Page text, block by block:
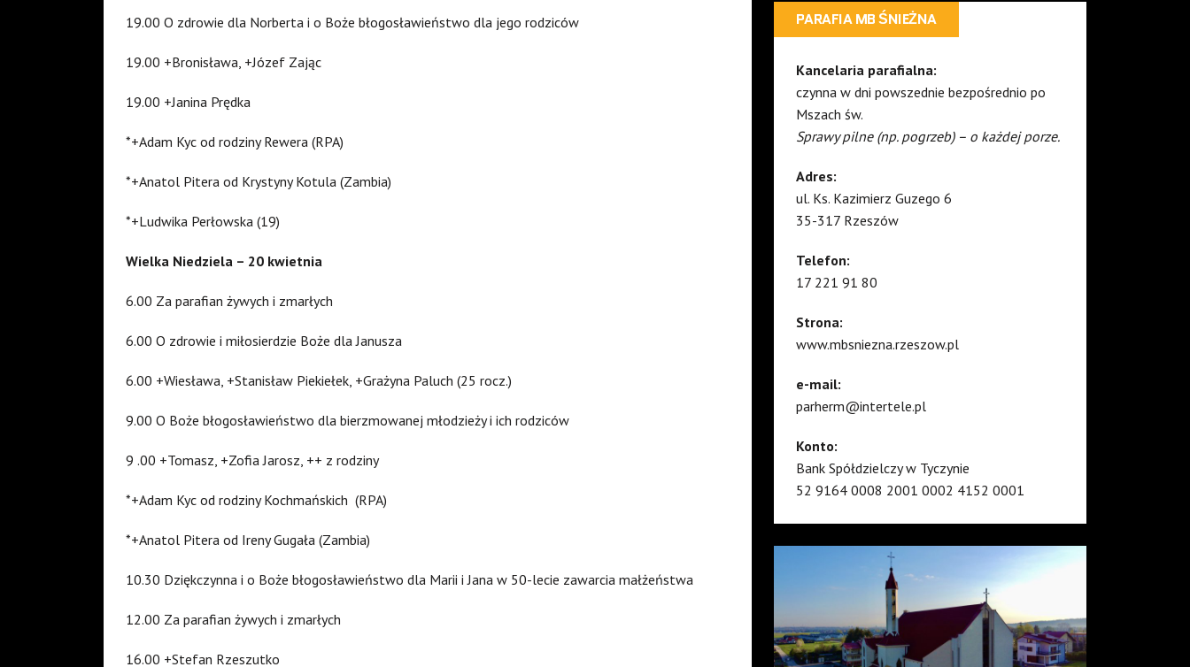
19.00 O zdrowie dla Norberta i o Boże błogosławieństwo dla jego rodziców
19.00 +Bronisława, +Józef Zając
19.00 +Janina Prędka
*+Adam Kyc od rodziny Rewera (RPA)
*+Anatol Pitera od Krystyny Kotula (Zambia)
*+Ludwika Perłowska (19)
Wielka Niedziela – 20 kwietnia
6.00 Za parafian żywych i zmarłych
6.00 O zdrowie i miłosierdzie Boże dla Janusza
6.00 +Wiesława, +Stanisław Piekiełek, +Grażyna Paluch (25 rocz.)
9.00 O Boże błogosławieństwo dla bierzmowanej młodzieży i ich rodziców
9 .00 +Tomasz, +Zofia Jarosz, ++ z rodziny
*+Adam Kyc od rodziny Kochmańskich (RPA)
*+Anatol Pitera od Ireny Gugała (Zambia)
10.30 Dziękczynna i o Boże błogosławieństwo dla Marii i Jana w 50-lecie zawarcia małżeństwa
12.00 Za parafian żywych i zmarłych
16.00 +Stefan Rzeszutko
PARAFIA MB ŚNIEŻNA
Kancelaria parafialna:
czynna w dni powszednie bezpośrednio po
Mszach św.
Sprawy pilne (np. pogrzeb) – o każdej porze.
Adres:
ul. Ks. Kazimierz Guzego 6
35-317 Rzeszów
Telefon:
17 221 91 80
Strona:
www.mbsniezna.rzeszow.pl
e-mail:
parherm@intertele.pl
Konto:
Bank Spółdzielczy w Tyczynie
52 9164 0008 2001 0002 4152 0001